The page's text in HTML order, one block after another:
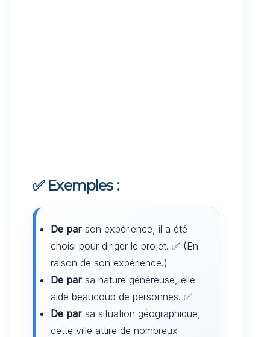
✅ Exemples :
De par son expérience, il a été
choisi pour diriger le projet. ✅ (En
raison de son expérience.)
De par sa nature généreuse, elle
aide beaucoup de personnes. ✅
De par sa situation géographique,
cette ville attire de nombreux